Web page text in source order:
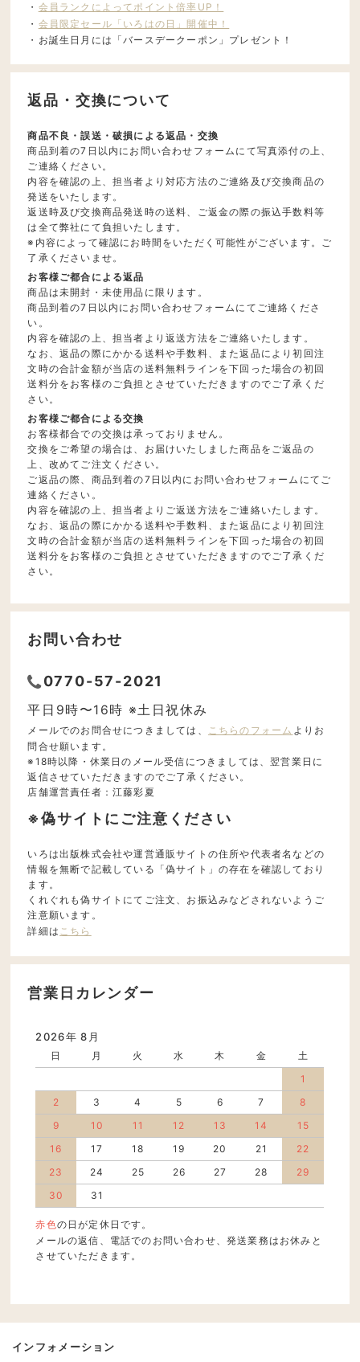
・ 会員ランクによってポイント倍率UP！
・ 会員限定セール「いろはの日」開催中！
・お誕生日月には「バースデークーポン」プレゼント！
返品・交換について
商品不良・誤送・破損による返品・交換
商品到着の7日以内にお問い合わせフォームにて写真添付の上、
ご連絡ください。
内容を確認の上、担当者より対応方法のご連絡及び交換商品の
発送をいたします。
返送時及び交換商品発送時の送料、ご返金の際の振込手数料等
は全て弊社にて負担いたします。
※内容によって確認にお時間をいただく可能性がございます。ご
了承くださいませ。
お客様ご都合による返品
商品は未開封・未使用品に限ります。
商品到着の7日以内にお問い合わせフォームにてご連絡くださ
い。
内容を確認の上、担当者より返送方法をご連絡いたします。
なお、返品の際にかかる送料や手数料、また返品により初回注
文時の合計金額が当店の送料無料ラインを下回った場合の初回
送料分をお客様のご負担とさせていただきますのでご了承くだ
さい。
お客様ご都合による交換
お客様都合での交換は承っておりません。
交換をご希望の場合は、お届けいたしました商品をご返品の
上、改めてご注文ください。
ご返品の際、商品到着の7日以内にお問い合わせフォームにてご
連絡ください。
内容を確認の上、担当者よりご返送方法をご連絡いたします。
なお、返品の際にかかる送料や手数料、また返品により初回注
文時の合計金額が当店の送料無料ラインを下回った場合の初回
送料分をお客様のご負担とさせていただきますのでご了承くだ
さい。
お問い合わせ
0770-57-2021
平日9時〜16時 ※土日祝休み
メールでのお問合せにつきましては、 こちらのフォーム よりお
問合せ願います。
※18時以降・休業日のメール受信につきましては、翌営業日に
返信させていただきますのでご了承ください。
店舗運営責任者：江藤彩夏
※偽サイトにご注意ください
いろは出版株式会社や運営通販サイトの住所や代表者名などの
情報を無断で記載している「偽サイト」の存在を確認しており
ます。
くれぐれも偽サイトにてご注文、お振込みなどされないようご
注意願います。
詳細は こちら
営業日カレンダー
2026年 8月
日 月 火 水 木 金
土
1
2
3 4 5 6 7
8
9
10 11 12 13 14
15
16
17 18 19 20 21
22
23
24 25 26 27 28
29
30
31
赤色の日が定休日です。
メールの返信、電話でのお問い合わせ、発送業務はお休みと
させていただきます。
インフォメーション